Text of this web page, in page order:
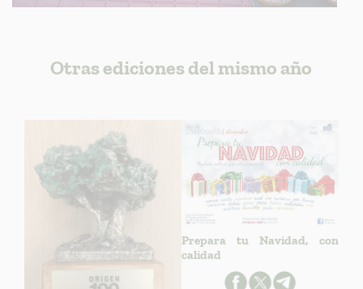
Otras ediciones del mismo año
Prepara tu Navidad, con
calidad